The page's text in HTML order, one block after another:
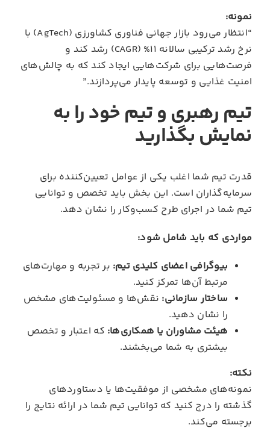
نمونه:
“انتظار می‌رود بازار جهانی فناوری کشاورزی (AgTech) با
نرخ رشد ترکیبی سالانه 11% (CAGR) رشد کند و
فرصت‌هایی برای شرکت‌هایی ایجاد کند که به چالش‌های
امنیت غذایی و توسعه پایدار می‌پردازند.”
تیم رهبری و تیم خود را به
نمایش بگذارید
قدرت تیم شما اغلب یکی از عوامل تعیین‌کننده برای
سرمایه‌گذاران است. این بخش باید تخصص و توانایی
تیم شما در اجرای طرح کسب‌وکار را نشان دهد.
مواردی که باید شامل شود:
بیوگرافی اعضای کلیدی تیم: بر تجربه و مهارت‌های
مرتبط آن‌ها تمرکز کنید.
ساختار سازمانی: نقش‌ها و مسئولیت‌های مشخص
را نشان دهید.
هیئت مشاوران یا همکاری‌ها: که اعتبار و تخصص
بیشتری به شما می‌بخشند.
نکته:
نمونه‌های مشخصی از موفقیت‌ها یا دستاوردهای
گذشته را درج کنید که توانایی تیم شما در ارائه نتایج را
برجسته می‌کند.